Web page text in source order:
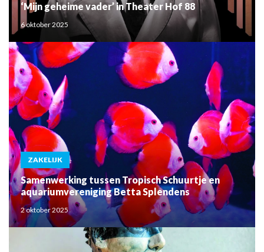
‘Mijn geheime vader’ in Theater Hof 88
6 oktober 2025
ZAKELIJK
Samenwerking tussen Tropisch Schuurtje en
aquariumvereniging Betta Splendens
2 oktober 2025